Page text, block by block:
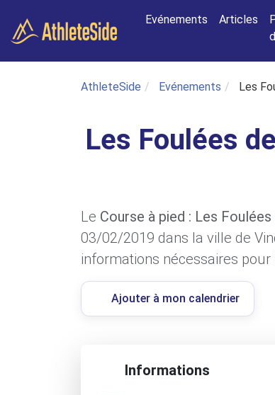
Evénements
Articles
AthleteSide Evénements Les
Les Foulées
Le Course à pied : Les
03/02/2019 dans la ville de
informations nécessaires pour
Ajouter à mon calendrier
Informations